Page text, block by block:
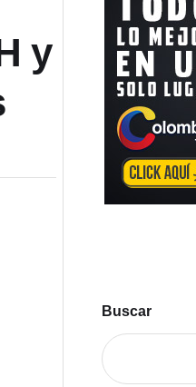
y
Buscar